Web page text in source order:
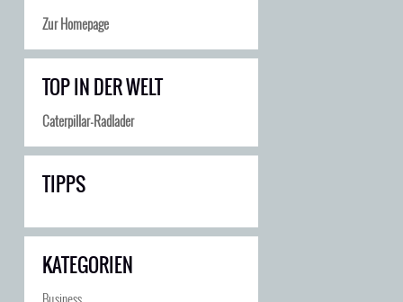
Zur Homepage
TOP IN DER WELT
Caterpillar-Radlader
TIPPS
KATEGORIEN